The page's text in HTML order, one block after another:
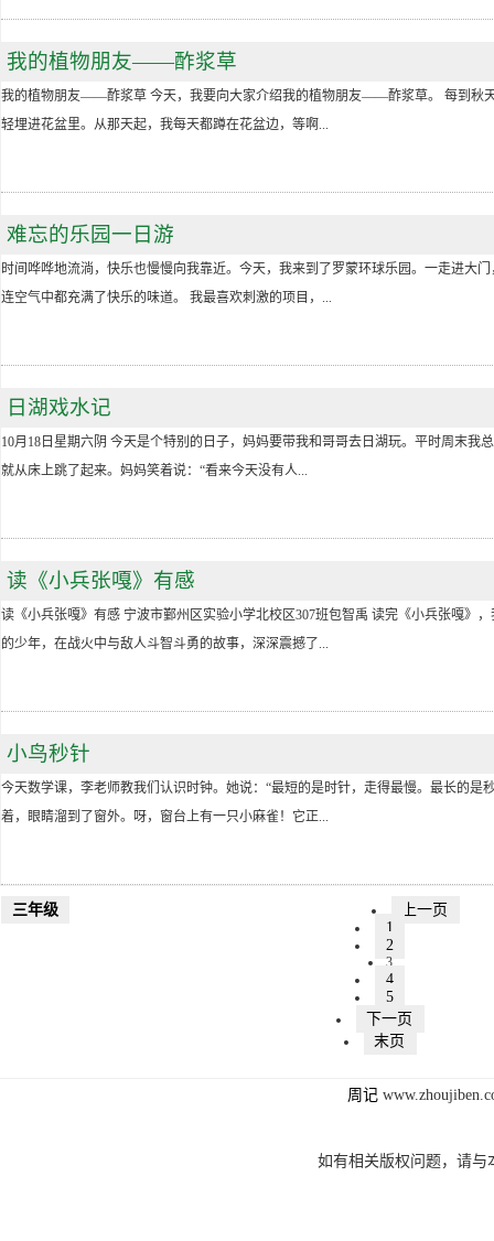
我的植物朋友——酢浆草
我的植物朋友——酢浆草 今天，我要向大家介绍我的植物朋友——酢浆草。 每到秋
轻埋进花盆里。从那天起，我每天都蹲在花盆边，等啊...
难忘的乐园一日游
时间哗哗地流淌，快乐也慢慢向我靠近。今天，我来到了罗蒙环球乐园。一走进大
连空气中都充满了快乐的味道。 我最喜欢刺激的项目，...
日湖戏水记
10月18日星期六阴 今天是个特别的日子，妈妈要带我和哥哥去日湖玩。平时周末我
就从床上跳了起来。妈妈笑着说：“看来今天没有人...
读《小兵张嘎》有感
读《小兵张嘎》有感 宁波市鄞州区实验小学北校区307班包智禹 读完《小兵张嘎》
的少年，在战火中与敌人斗智斗勇的故事，深深震撼了...
小鸟秒针
今天数学课，李老师教我们认识时钟。她说：“最短的是时针，走得最慢。最长的是
着，眼睛溜到了窗外。呀，窗台上有一只小麻雀！它正...
三年级
上一页
1
2
3
4
5
下一页
末页
周记
如有相关版权问题，请与